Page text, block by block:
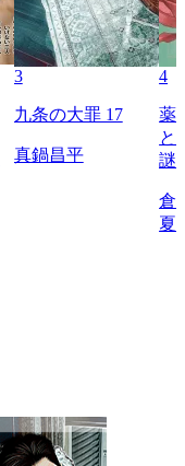
3
九条の大罪 17
真鍋昌平
4
薬
と
謎
倉
夏